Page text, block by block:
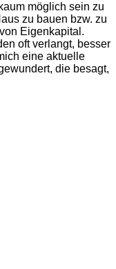
möglich sein zu
zu bauen bzw. zu
Eigenkapital.
oft verlangt, besser
eine aktuelle
die besagt,